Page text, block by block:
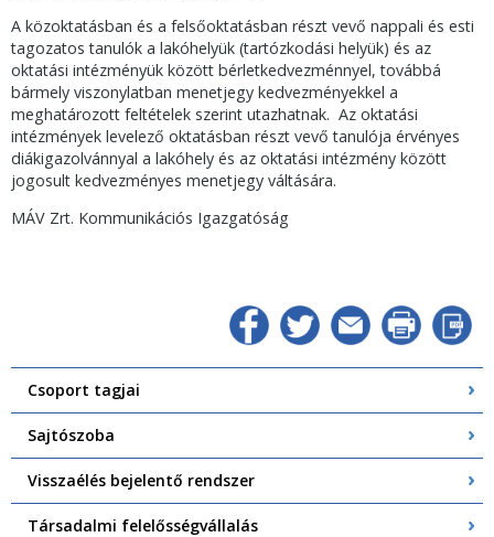
A közoktatásban és a felsőoktatásban részt vevő nappali és esti
tagozatos tanulók a lakóhelyük (tartózkodási helyük) és az
oktatási intézményük között bérletkedvezménnyel, továbbá
bármely viszonylatban menetjegy kedvezményekkel a
meghatározott feltételek szerint utazhatnak. Az oktatási
intézmények levelező oktatásban részt vevő tanulója érvényes
diákigazolvánnyal a lakóhely és az oktatási intézmény között
jogosult kedvezményes menetjegy váltására.
MÁV Zrt. Kommunikációs Igazgatóság
Csoport tagjai
Sajtószoba
Visszaélés bejelentő rendszer
Társadalmi felelősségvállalás